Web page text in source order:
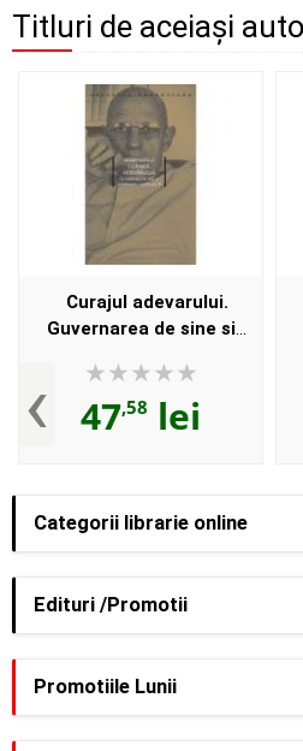
Categorii librarie online
Edituri /Promotii
Titluri de aceiași
‹
Curajul adevarului.
Guvernarea de sine si
Michel Foucault
47,58 lei
Promotiile Lunii